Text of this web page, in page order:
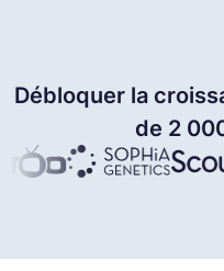
Débloquer la
de 2